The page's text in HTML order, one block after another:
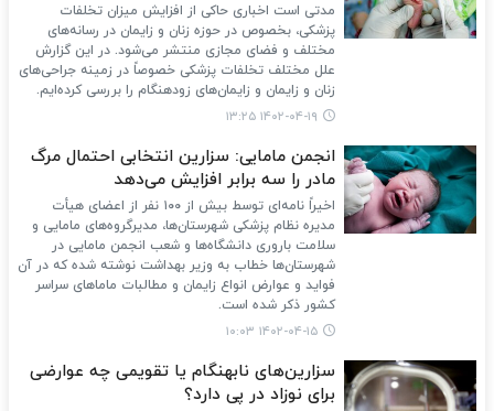
مدتی است اخباری حاکی از افزایش میزان تخلفات
پزشکی، بخصوص در حوزه زنان و زایمان در رسانه‌های
مختلف و فضای مجازی منتشر می‌شود. در این گزارش
علل مختلف تخلفات پزشکی خصوصاً در زمینه جراحی‌های
زنان و زایمان و زایمان‌های زودهنگام را بررسی کرده‌ایم.
۱۴۰۲-۰۴-۱۹ ۱۳:۲۵
انجمن مامایی: سزارین انتخابی احتمال مرگ
مادر را سه برابر افزایش می‌دهد
اخیراً نامه‌ای توسط بیش از ۱۰۰ نفر از اعضای هیأت
مدیره نظام پزشکی شهرستان‌ها، مدیرگروه‌های مامایی و
سلامت باروری دانشگاه‌ها و شعب انجمن مامایی در
شهرستان‌ها خطاب به وزیر بهداشت نوشته شده که در آن
فواید و عوارض انواع زایمان و مطالبات ماماهای سراسر
کشور ذکر شده است.
۱۴۰۲-۰۴-۱۵ ۱۰:۰۳
سزارین‌های نابهنگام یا تقویمی چه عوارضی
برای نوزاد در پی دارد؟